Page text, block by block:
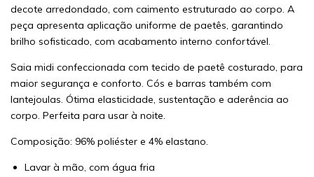
decote arredondado, com caimento estruturado ao corpo. A
peça apresenta aplicação uniforme de paetês, garantindo
brilho sofisticado, com acabamento interno confortável.
Saia midi confeccionada com tecido de paetê costurado, para
maior segurança e conforto. Cós e barras também com
lantejoulas. Ótima elasticidade, sustentação e aderência ao
corpo. Perfeita para usar à noite.
Composição: 96% poliéster e 4% elastano.
Lavar à mão, com água fria